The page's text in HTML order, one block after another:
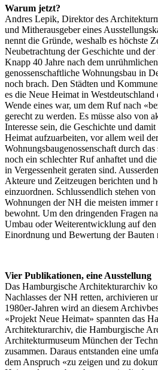
Warum jetzt?
Andres Lepik, Direktor des
und Mitherausgeber eines
nennt die Gründe, weshalb es höchste
Neubetrachtung der Geschichte und
Knapp 40 Jahre nach dem
genossenschaftliche Wohnungsbau in
noch brach. Den Städten und
es die Neue Heimat in
Wende eines war, um dem Ruf nach
gerecht zu werden. Es müsse also von
Interesse sein, die Geschichte und
Heimat aufzuarbeiten, vor allem weil der
Wohnungsbaugenossenschaft durch
noch ein schlechter Ruf anhaftet und
in Vergessenheit geraten sind.
Akteure und Zeitzeugen berichten und
einzuordnen. Schlussendlich stehen
Wohnungen der NH die meisten immer
bewohnt. Um den dringenden Fragen
Umbau oder Weiterentwicklung auf
Einordnung und Bewertung der Bauten
Vier Publikationen, eine Ausstellung
Das Hamburgische Architekturarchiv
Nachlasses der NH retten, archivieren
1980er-Jahren wird an diesem
«Projekt Neue Heimat» spannten das
Architekturarchiv, die Hamburgische
Architekturmuseum München der
zusammen. Daraus entstanden eine
dem Anspruch «zu zeigen und zu